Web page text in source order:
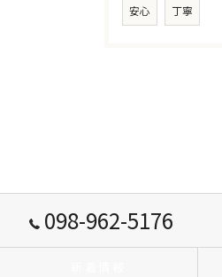
安心 丁寧
098-962-5176